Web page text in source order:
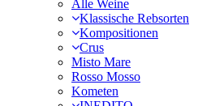
Alle Weine
Klassische Rebsorten
Kompositionen
Crus
Misto Mare
Rosso Mosso
Kometen